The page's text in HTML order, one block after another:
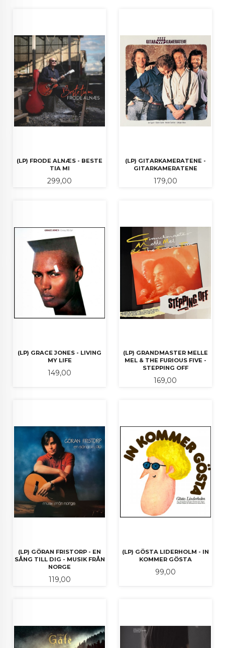
(LP) FRODE ALNÆS - BESTE
TIA MI
Pris
299,00
(LP) GITARKAMERATENE -
GITARKAMERATENE
Pris
179,00
(LP) GRACE JONES - LIVING
MY LIFE
Pris
149,00
(LP) GRANDMASTER MELLE
MEL & THE FURIOUS FIVE -
STEPPING OFF
Pris
169,00
(LP) GÖRAN FRISTORP - EN
SÅNG TILL DIG - MUSIK FRÅN
NORGE
Pris
119,00
(LP) GÖSTA LIDERHOLM - IN
KOMMER GÖSTA
Pris
99,00